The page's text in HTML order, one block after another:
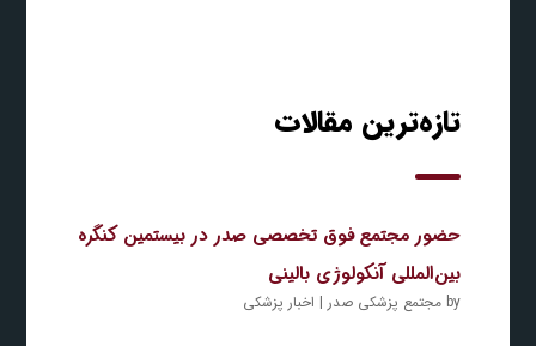
تازه‌ترین مقالات
حضور مجتمع فوق تخصصی صدر در بیستمین کنگره
بین‌المللی آنکولوژی بالینی
by مجتمع پزشکی صدر | اخبار پزشکی